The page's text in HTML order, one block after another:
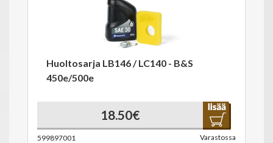
Huoltosarja LB146 / LC140 - B&S
450e/500e
18.50€
599897001 Varastossa